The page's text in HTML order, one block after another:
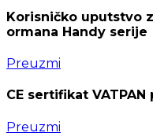
Korisničko uputstvo
ormana Handy serije
Preuzmi
CE sertifikat
Preuzmi